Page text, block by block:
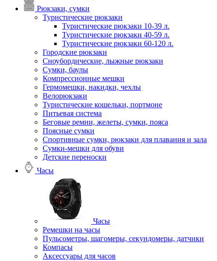
Рюкзаки, сумки
Туристические рюкзаки
Туристические рюкзаки 10-39 л.
Туристические рюкзаки 40-59 л.
Туристические рюкзаки 60-120 л.
Городские рюкзаки
Сноубордические, лыжные рюкзаки
Сумки, баулы
Компрессионные мешки
Гермомешки, накидки, чехлы
Велорюкзаки
Туристические кошельки, портмоне
Питьевая система
Беговые ремни, желеты, сумки, пояса
Поясные сумки
Спортивные сумки, рюкзаки для плавания и зала
Сумки-мешки для обуви
Детские переноски
Часы
Часы
Ремешки на часы
Пульсометры, шагомеры, секундомеры, датчики
Компасы
Аксессуары для часов